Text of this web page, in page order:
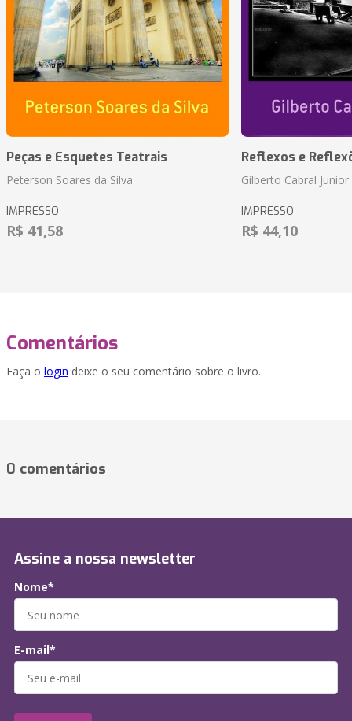
Peças e Esquetes Teatrais
Peterson Soares da Silva
IMPRESSO
R$ 41,58
Reflexos e
Gilberto Cabral Junior
IMPRESSO
R$ 44,10
Comentários
Faça o login deixe o seu comentário sobre o livro.
0 comentários
Assine a nossa newsletter
Nome*
E-mail*